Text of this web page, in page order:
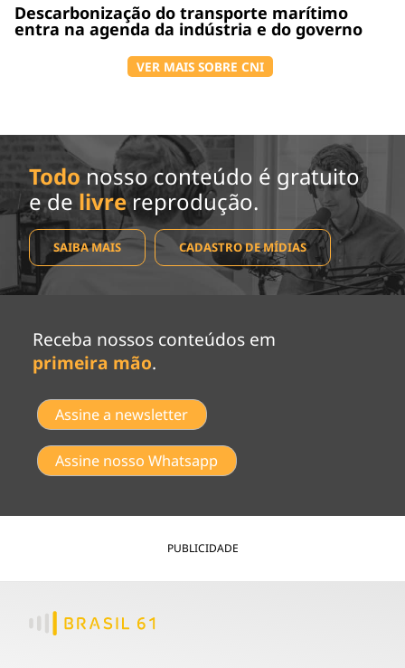
Descarbonização do transporte marítimo
entra na agenda da indústria e do governo
VER MAIS SOBRE CNI
Todo nosso conteúdo é gratuito
e de livrereprodução.
SAIBA MAIS CADASTRO DE MÍDIAS
Receba nossos conteúdos em
primeira mão.
Assine a newsletter
Assine nosso Whatsapp
PUBLICIDADE